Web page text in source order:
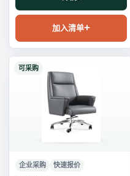
加入清单
可采购
企业采购 快速报价